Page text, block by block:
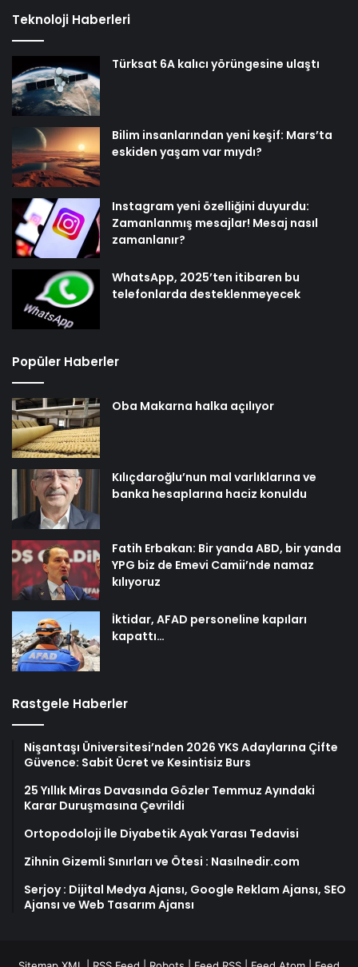
Teknoloji Haberleri
Türksat 6A kalıcı yörüngesine ulaştı
Bilim insanlarından yeni keşif: Mars’ta
eskiden yaşam var mıydı?
Instagram yeni özelliğini duyurdu:
Zamanlanmış mesajlar! Mesaj nasıl
zamanlanır?
WhatsApp, 2025’ten itibaren bu
telefonlarda desteklenmeyecek
Popüler Haberler
Oba Makarna halka açılıyor
Kılıçdaroğlu’nun mal varlıklarına ve
banka hesaplarına haciz konuldu
Fatih Erbakan: Bir yanda ABD, bir yanda
YPG biz de Emevi Camii’nde namaz
kılıyoruz
İktidar, AFAD personeline kapıları
kapattı…
Rastgele Haberler
Nişantaşı Üniversitesi’nden 2026 YKS Adaylarına Çifte
Güvence: Sabit Ücret ve Kesintisiz Burs
25 Yıllık Miras Davasında Gözler Temmuz Ayındaki
Karar Duruşmasına Çevrildi
Ortopodoloji İle Diyabetik Ayak Yarası Tedavisi
Zihnin Gizemli Sınırları ve Ötesi : Nasılnedir.com
Serjoy : Dijital Medya Ajansı, Google Reklam Ajansı, SEO
Ajansı ve Web Tasarım Ajansı